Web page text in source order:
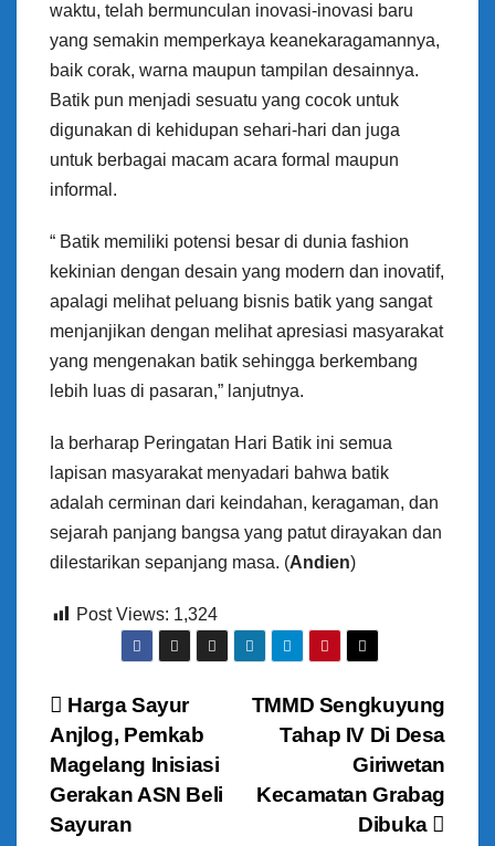
waktu, telah bermunculan inovasi-inovasi baru
yang semakin memperkaya keanekaragamannya,
baik corak, warna maupun tampilan desainnya.
Batik pun menjadi sesuatu yang cocok untuk
digunakan di kehidupan sehari-hari dan juga
untuk berbagai macam acara formal maupun
informal.
“ Batik memiliki potensi besar di dunia fashion
kekinian dengan desain yang modern dan inovatif,
apalagi melihat peluang bisnis batik yang sangat
menjanjikan dengan melihat apresiasi masyarakat
yang mengenakan batik sehingga berkembang
lebih luas di pasaran,” lanjutnya.
Ia berharap Peringatan Hari Batik ini semua
lapisan masyarakat menyadari bahwa batik
adalah cerminan dari keindahan, keragaman, dan
sejarah panjang bangsa yang patut dirayakan dan
dilestarikan sepanjang masa. (Andien)
Post Views: 1,324
N
a
v
TMMD Sengkuyung
Tahap IV Di Desa
Giriwetan
Kecamatan Grabag
Dibuka
Harga Sayur
Anjlog, Pemkab
Magelang Inisiasi
Gerakan ASN Beli
Sayuran